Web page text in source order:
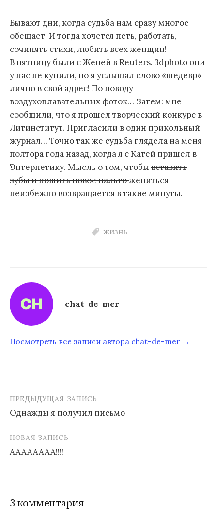
у
Бывают дни, когда судьба нам сразу многое
обещает. И тогда хочется петь, работать,
сочинять стихи, любить всех женщин!
В пятницу были с Женей в Reuters. 3dphoto они
у нас не купили, но я услышал слово «шедевр»
лично в свой адрес! По поводу
воздухоплавательных фоток… Затем: мне
сообщили, что я прошел творческий конкурс в
Литинститут. Пригласили в один прикольный
журнал… Точно так же судьба глядела на меня
полтора года назад, когда я с Катей пришел в
Энтернетику. Мысль о том, чтобы вставить
зубы и пошить новое пальтожениться
неизбежно возвращается в такие минуты.
жизнь
chat-de-mer
Посмотреть все записи автора chat-de-mer →
а
г
ПРЕДЫДУЩАЯ ЗАПИСЬ
Однажды я получил письмо
НОВАЯ ЗАПИСЬ
АААААААА!!!!
3 комментария